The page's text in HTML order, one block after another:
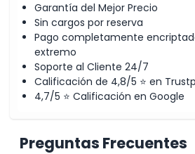
Garantía del Mejor Precio
Sin cargos por reserva
Pago completamente
extremo
Soporte al Cliente 24/7
Calificación de 4,8/5 ⭐ en
4,7/5 ⭐ Calificación en Google
Preguntas Frecuentes